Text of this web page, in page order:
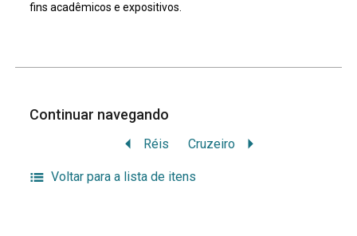
fins acadêmicos e expositivos.
Continuar navegando
Réis Cruzeiro
Voltar para a lista de itens